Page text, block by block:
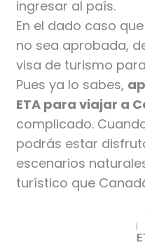
ingresar al país.
En el dado caso
no sea aprobada,
visa de turismo
Pues ya lo sabes,
ETA para viajar a
complicado.
podrás estar
escenarios
turístico que